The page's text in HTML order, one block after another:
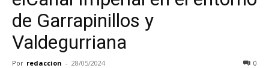
de Garrapinillos y
Valdegurriana
Por redaccion - 28/05/2024 0